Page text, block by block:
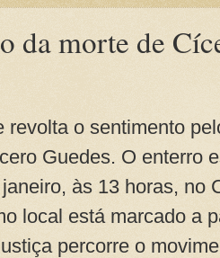
da morte de
revolta o sentimento
Guedes. O enterro
às 13 horas, no
local está marcado a
percorre o